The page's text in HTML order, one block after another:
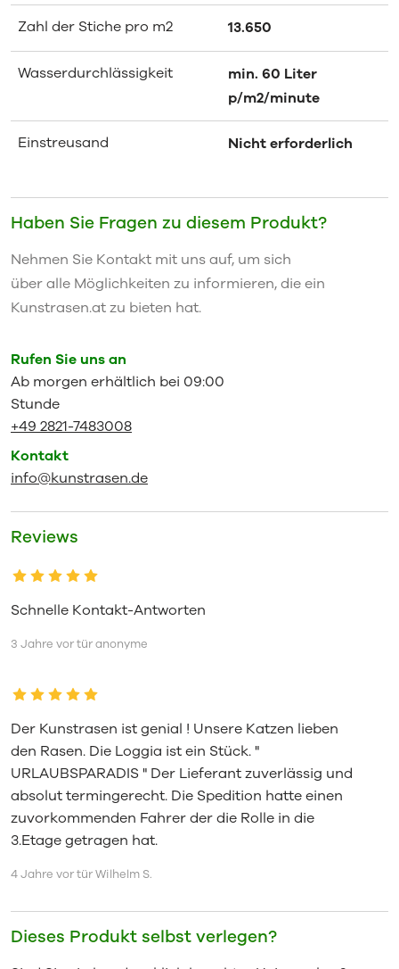
Zahl der Stiche pro m2 13.650
Wasserdurchlässigkeit
min. 60 Liter
p/m2/minute
Einstreusand Nicht erforderlich
Haben Sie Fragen zu diesem Produkt?
Nehmen Sie Kontakt mit uns auf, um sich
über alle Möglichkeiten zu informieren, die ein
Kunstrasen.at zu bieten hat.
Rufen Sie uns an
Ab morgen erhältlich bei 09:00
Stunde
+49 2821-7483008
Kontakt
info@kunstrasen.de
Reviews
Schnelle Kontakt-Antworten
3 Jahre vor tür anonyme
Der Kunstrasen ist genial ! Unsere Katzen lieben
den Rasen. Die Loggia ist ein Stück. "
URLAUBSPARADIS " Der Lieferant zuverlässig und
absolut termingerecht. Die Spedition hatte einen
zuvorkommenden Fahrer der die Rolle in die
3.Etage getragen hat.
4 Jahre vor tür Wilhelm S.
Dieses Produkt selbst verlegen?